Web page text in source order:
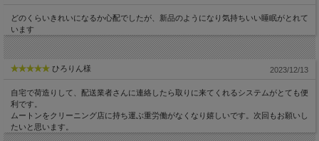
⇧こちらをクリック
step1
ネットで注文
どのくらいきれいになるか心配でしたが、新品のようになり気持ちいい睡眠がとれて
います
ひろりん様 2023/12/13
自宅で荷造りして、配送業者さんに連絡したら取りに来てくれるシステムがとても便
利です。
ムートンをクリーニング店に持ち運ぶ重労働がなくなり嬉しいです。次回もお願いし
たいと思います。